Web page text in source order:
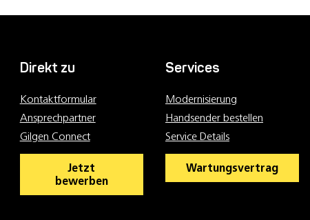
Direkt zu
Kontaktformular
Ansprechpartner
Gilgen Connect
Jetzt
bewerben
Services
Modernisierung
Handsender bestellen
Service Details
Wartungsvertrag